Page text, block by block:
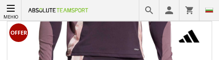
МЕНЮ
OFFER